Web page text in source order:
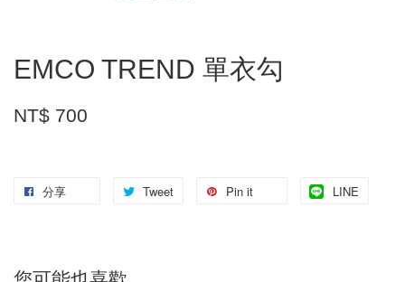
EMCO TREND 單衣勾
NT$ 700
分享 Tweet Pin it LINE